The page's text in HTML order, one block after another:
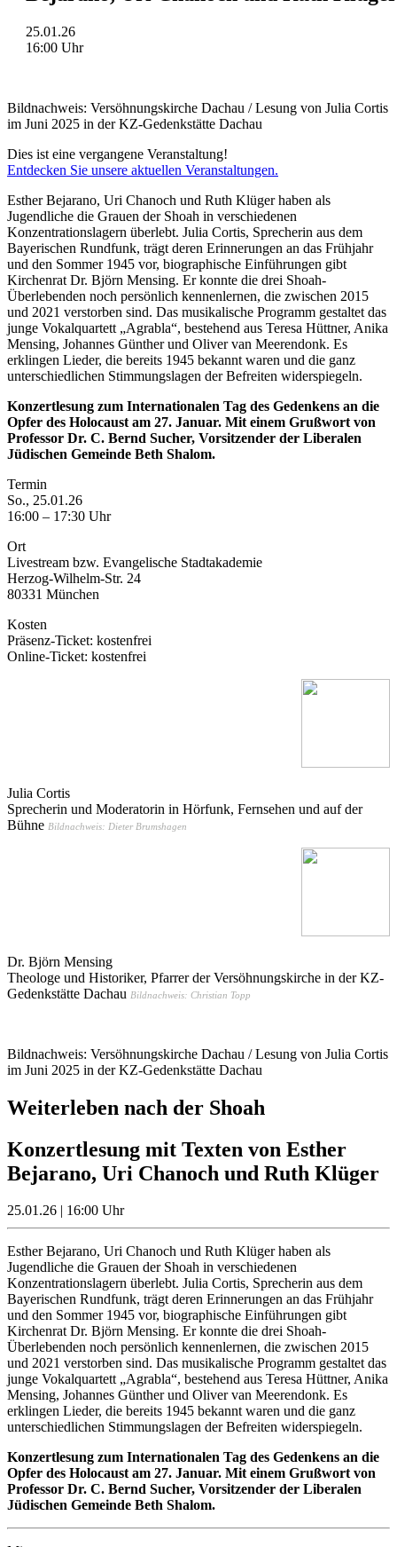
25.01.26
16:00 Uhr
Bildnachweis: Versöhnungskirche Dachau / Lesung von Julia Cortis
im Juni 2025 in der KZ-Gedenkstätte Dachau
Dies ist eine vergangene Veranstaltung!
Entdecken Sie unsere aktuellen Veranstaltungen.
Esther Bejarano, Uri Chanoch und Ruth Klüger haben als
Jugendliche die Grauen der Shoah in verschiedenen
Konzentrationslagern überlebt. Julia Cortis, Sprecherin aus dem
Bayerischen Rundfunk, trägt deren Erinnerungen an das Frühjahr
und den Sommer 1945 vor, biographische Einführungen gibt
Kirchenrat Dr. Björn Mensing. Er konnte die drei Shoah-
Überlebenden noch persönlich kennenlernen, die zwischen 2015
und 2021 verstorben sind. Das musikalische Programm gestaltet das
junge Vokalquartett „Agrabla“, bestehend aus Teresa Hüttner, Anika
Mensing, Johannes Günther und Oliver van Meerendonk. Es
erklingen Lieder, die bereits 1945 bekannt waren und die ganz
unterschiedlichen Stimmungslagen der Befreiten widerspiegeln.
Konzertlesung zum Internationalen Tag des Gedenkens an die
Opfer des Holocaust am 27. Januar. Mit einem Grußwort von
Professor Dr. C. Bernd Sucher, Vorsitzender der Liberalen
Jüdischen Gemeinde Beth Shalom.
Termin
So., 25.01.26
16:00 – 17:30 Uhr
Ort
Livestream bzw. Evangelische Stadtakademie
Herzog-Wilhelm-Str. 24
80331 München
Kosten
Präsenz-Ticket: kostenfrei
Online-Ticket: kostenfrei
Julia Cortis
Sprecherin und Moderatorin in Hörfunk, Fernsehen und auf der
Bühne Bildnachweis: Dieter Brumshagen
Dr. Björn Mensing
Theologe und Historiker, Pfarrer der Versöhnungskirche in der KZ-
Gedenkstätte Dachau Bildnachweis: Christian Topp
Bildnachweis: Versöhnungskirche Dachau / Lesung von Julia Cortis
im Juni 2025 in der KZ-Gedenkstätte Dachau
Weiterleben nach der Shoah
Konzertlesung mit Texten von Esther
Bejarano, Uri Chanoch und Ruth Klüger
25.01.26 | 16:00 Uhr
Esther Bejarano, Uri Chanoch und Ruth Klüger haben als
Jugendliche die Grauen der Shoah in verschiedenen
Konzentrationslagern überlebt. Julia Cortis, Sprecherin aus dem
Bayerischen Rundfunk, trägt deren Erinnerungen an das Frühjahr
und den Sommer 1945 vor, biographische Einführungen gibt
Kirchenrat Dr. Björn Mensing. Er konnte die drei Shoah-
Überlebenden noch persönlich kennenlernen, die zwischen 2015
und 2021 verstorben sind. Das musikalische Programm gestaltet das
junge Vokalquartett „Agrabla“, bestehend aus Teresa Hüttner, Anika
Mensing, Johannes Günther und Oliver van Meerendonk. Es
erklingen Lieder, die bereits 1945 bekannt waren und die ganz
unterschiedlichen Stimmungslagen der Befreiten widerspiegeln.
Konzertlesung zum Internationalen Tag des Gedenkens an die
Opfer des Holocaust am 27. Januar. Mit einem Grußwort von
Professor Dr. C. Bernd Sucher, Vorsitzender der Liberalen
Jüdischen Gemeinde Beth Shalom.